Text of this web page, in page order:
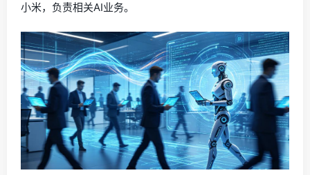
小米，负责相关AI业务。